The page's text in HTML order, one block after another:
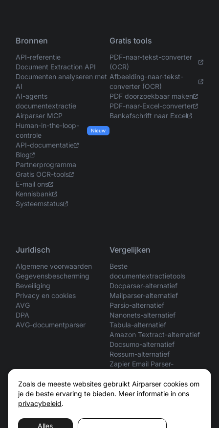
Zoals de meeste websites gebruikt Airparser cookies om
je de beste ervaring te bieden. Meer informatie in ons
privacybeleid.
Alles
Bronnen
API-referentie
Document Extraction API
Documenten analyseren met
AI
AI-agents
documentextractie
Airparser MCP
Human-in-the-loop-
controle
Nieuw
API-documentatie
Blog
Partnerprogramma
Gratis OCR-tools
E-mail ons
Kennisbank
Systeemstatus
Gratis tools
PDF-naar-tekst-converter
(OCR)
Afbeelding-naar-tekst-
converter (OCR)
PDF doorzoekbaar maken
PDF-naar-Excel-converter
Bankafschrift naar Excel
Juridisch
Algemene voorwaarden
Gegevensbescherming
Beveiliging
Privacy en cookies
AVG
DPA
AVG-documentparser
Vergelijken
Beste
documentextractietools
Docparser-alternatief
Mailparser-alternatief
Parsio-alternatief
Nanonets-alternatief
Tabula-alternatief
Amazon Textract-alternatief
Docsumo-alternatief
Rossum-alternatief
Zapier Email Parser-
ChatGPT vs Airparser
Claude vs Airparser